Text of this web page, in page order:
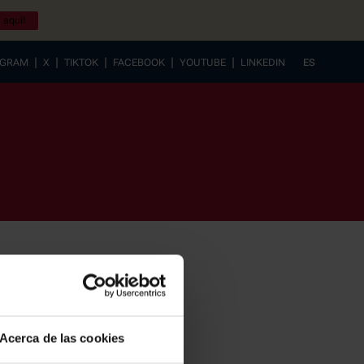
Acerca de las cookies
aquí!
| X | TIKTOK | FACEBOOK | YOUTUBE | LINKEDIN
ES